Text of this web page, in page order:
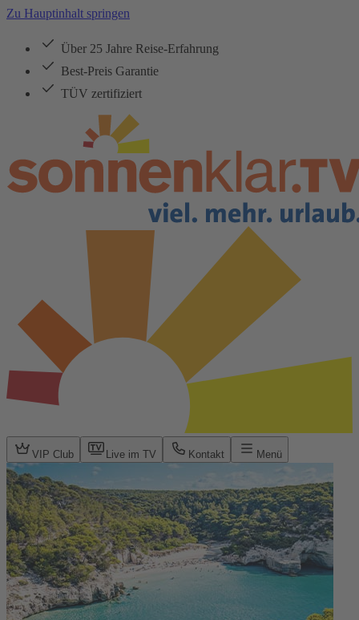
Zu Hauptinhalt springen
Über 25 Jahre Reise-Erfahrung
Best-Preis Garantie
TÜV zertifiziert
VIP Club Live im TV Kontakt Menü